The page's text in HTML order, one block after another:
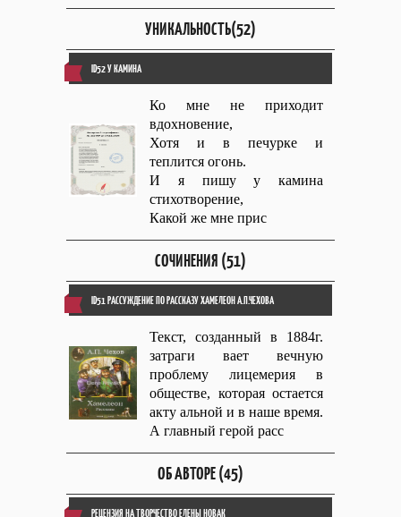
УНИКАЛЬНОСТЬ(52)
ID52 У КАМИНА
Ко мне не приходит
вдохновение,
Хотя и в печурке и
теплится огонь.
И я пишу у камина
стихотворение,
Какой же мне прис
СОЧИНЕНИЯ (51)
ID51 РАССУЖДЕНИЕ ПО РАССКАЗУ ХАМЕЛЕОН А.П.ЧЕХОВА
Текст, созданный в 1884г.
затраги вает вечную
проблему лицемерия в
обществе, которая остается
акту альной и в наше время.
А главный герой расс
ОБ АВТОРЕ (45)
РЕЦЕНЗИЯ НА ТВОРЧЕСТВО ЕЛЕНЫ НОВАК